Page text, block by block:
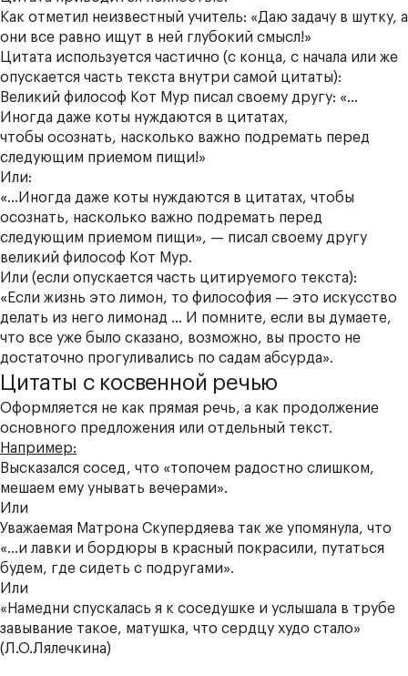
Как отметил неизвестный учитель: «Даю задачу в шутку, а
они все равно ищут в ней глубокий смысл!»
Цитата используется частично (с конца, с начала или же
опускается часть текста внутри самой цитаты):
Великий философ Кот Мур писал своему другу: «…
Иногда даже коты нуждаются в цитатах,
чтобы осознать, насколько важно подремать перед
следующим приемом пищи!»
Или:
«…Иногда даже коты нуждаются в цитатах, чтобы
осознать, насколько важно подремать перед
следующим приемом пищи», — писал своему другу
великий философ Кот Мур.
Или (если опускается часть цитируемого текста):
«Если жизнь это лимон, то философия — это искусство
делать из него лимонад … И помните, если вы думаете,
что все уже было сказано, возможно, вы просто не
достаточно прогуливались по садам абсурда».
Цитаты с косвенной речью
Оформляется не как прямая речь, а как продолжение
основного предложения или отдельный текст.
Например:
Высказался сосед, что «топочем радостно слишком,
мешаем ему унывать вечерами».
Или
Уважаемая Матрона Скупердяева так же упомянула, что
«…и лавки и бордюры в красный покрасили, путаться
будем, где сидеть с подругами».
Или
«Намедни спускалась я к соседушке и услышала в трубе
завывание такое, матушка, что сердцу худо стало»
(Л.О.Лялечкина)